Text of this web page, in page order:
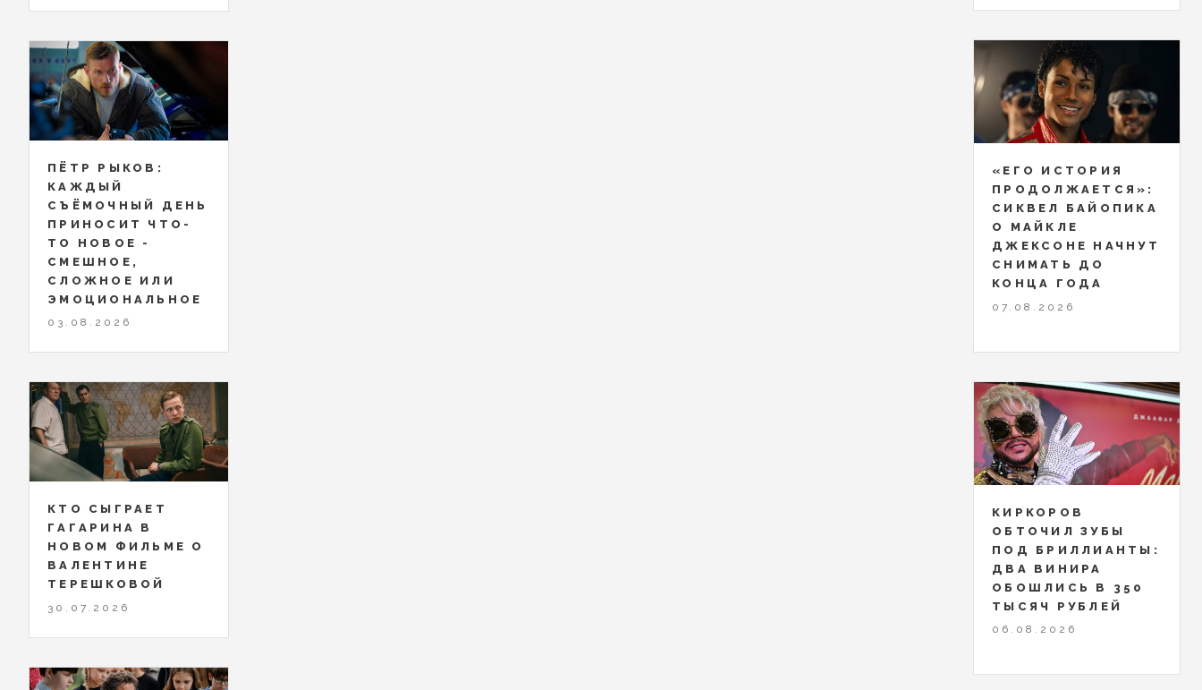
ПЁТР РЫКОВ:
КАЖДЫЙ
СЪЁМОЧНЫЙ ДЕНЬ
ПРИНОСИТ ЧТО-
ТО НОВОЕ -
СМЕШНОЕ,
СЛОЖНОЕ ИЛИ
ЭМОЦИОНАЛЬНОЕ
03.08.2026
КТО СЫГРАЕТ
ГАГАРИНА В
НОВОМ ФИЛЬМЕ О
ВАЛЕНТИНЕ
ТЕРЕШКОВОЙ
30.07.2026
«ЕГО ИСТОРИЯ
ПРОДОЛЖАЕТСЯ»:
СИКВЕЛ БАЙОПИКА
О МАЙКЛЕ
ДЖЕКСОНЕ НАЧНУТ
СНИМАТЬ ДО
КОНЦА ГОДА
07.08.2026
КИРКОРОВ
ОБТОЧИЛ ЗУБЫ
ПОД БРИЛЛИАНТЫ:
ДВА ВИНИРА
ОБОШЛИСЬ В 350
ТЫСЯЧ РУБЛЕЙ
06.08.2026